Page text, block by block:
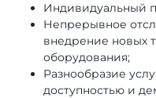
Индивидуальный
Непрерывное
внедрение новых
оборудования;
Разнообразие
доступностью и